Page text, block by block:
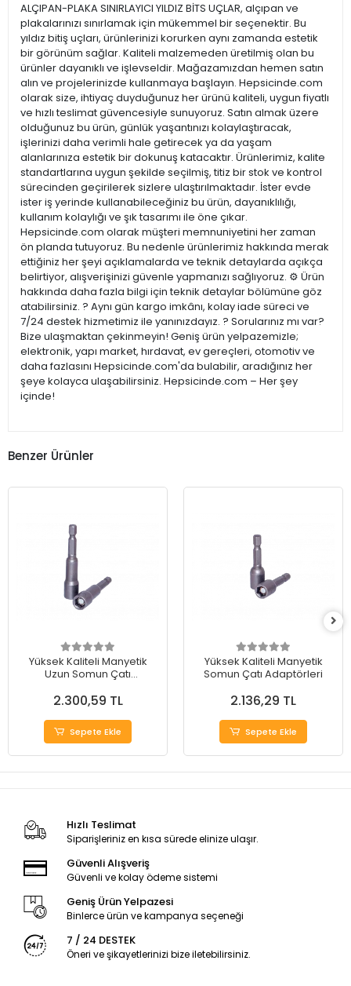
ALÇIPAN-PLAKA SINIRLAYICI YILDIZ BİTS UÇLAR, alçıpan ve
plakalarınızı sınırlamak için mükemmel bir seçenektir. Bu
yıldız bitiş uçları, ürünlerinizi korurken aynı zamanda estetik
bir görünüm sağlar. Kaliteli malzemeden üretilmiş olan bu
ürünler dayanıklı ve işlevseldir. Mağazamızdan hemen satın
alın ve projelerinizde kullanmaya başlayın. Hepsicinde.com
olarak size, ihtiyaç duyduğunuz her ürünü kaliteli, uygun fiyatlı
ve hızlı teslimat güvencesiyle sunuyoruz. Satın almak üzere
olduğunuz bu ürün, günlük yaşantınızı kolaylaştıracak,
işlerinizi daha verimli hale getirecek ya da yaşam
alanlarınıza estetik bir dokunuş katacaktır. Ürünlerimiz, kalite
standartlarına uygun şekilde seçilmiş, titiz bir stok ve kontrol
sürecinden geçirilerek sizlere ulaştırılmaktadır. İster evde
ister iş yerinde kullanabileceğiniz bu ürün, dayanıklılığı,
kullanım kolaylığı ve şık tasarımı ile öne çıkar.
Hepsicinde.com olarak müşteri memnuniyetini her zaman
ön planda tutuyoruz. Bu nedenle ürünlerimiz hakkında merak
ettiğiniz her şeyi açıklamalarda ve teknik detaylarda açıkça
belirtiyor, alışverişinizi güvenle yapmanızı sağlıyoruz. ⚙️ Ürün
hakkında daha fazla bilgi için teknik detaylar bölümüne göz
atabilirsiniz. ? Aynı gün kargo imkânı, kolay iade süreci ve
7/24 destek hizmetimiz ile yanınızdayız. ? Sorularınız mı var?
Bize ulaşmaktan çekinmeyin! Geniş ürün yelpazemizle;
elektronik, yapı market, hırdavat, ev gereçleri, otomotiv ve
daha fazlasını Hepsicinde.com'da bulabilir, aradığınız her
şeye kolayca ulaşabilirsiniz. Hepsicinde.com – Her şey
içinde!
Benzer Ürünler
Yüksek Kaliteli Manyetik
Uzun Somun Çatı
2.300,59 TL
Sepete Ekle
Yüksek Kaliteli Manyetik
Somun Çatı Adaptörleri
2.136,29 TL
Sepete Ekle
Hızlı Teslimat
Siparişleriniz en kısa sürede elinize ulaşır.
Güvenli Alışveriş
Güvenli ve kolay ödeme sistemi
Geniş Ürün Yelpazesi
Binlerce ürün ve kampanya seçeneği
7 / 24 DESTEK
Öneri ve şikayetlerinizi bize iletebilirsiniz.